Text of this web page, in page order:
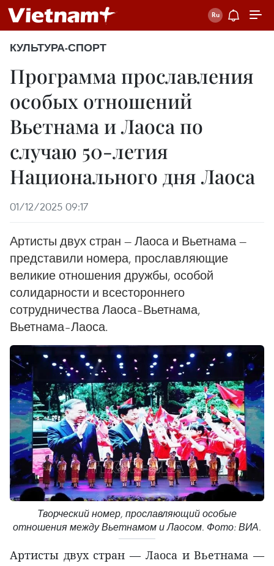
КУЛЬТУРА-СПОРТ
Программа прославления
особых отношений
Вьетнама и Лаоса по
случаю 50-летия
Национального дня Лаоса
01/12/2025 09:17
Артисты двух стран — Лаоса и Вьетнама —
представили номера, прославляющие
великие отношения дружбы, особой
солидарности и всестороннего
сотрудничества Лаоса–Вьетнама,
Вьетнама–Лаоса.
Творческий номер, прославляющий особые
отношения между Вьетнамом и Лаосом. Фото: ВИА.
Артисты двух стран — Лаоса и Вьетнама —